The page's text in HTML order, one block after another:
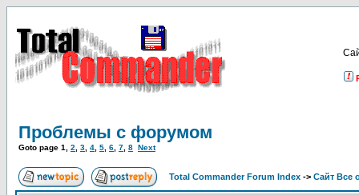
Проблемы с форумом
Goto page 1 2 3 4 5 6 7 8 Next
Total Commander Forum Index -> Сайт Все